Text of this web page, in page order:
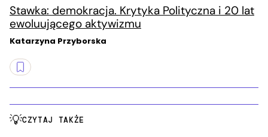
Stawka: demokracja. Krytyka Polityczna i 20 lat
ewoluującego aktywizmu
Katarzyna Przyborska
CZYTAJ TAKŻE